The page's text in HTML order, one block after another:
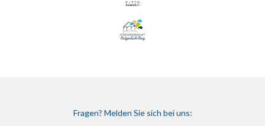
Fragen? Melden Sie sich bei uns: